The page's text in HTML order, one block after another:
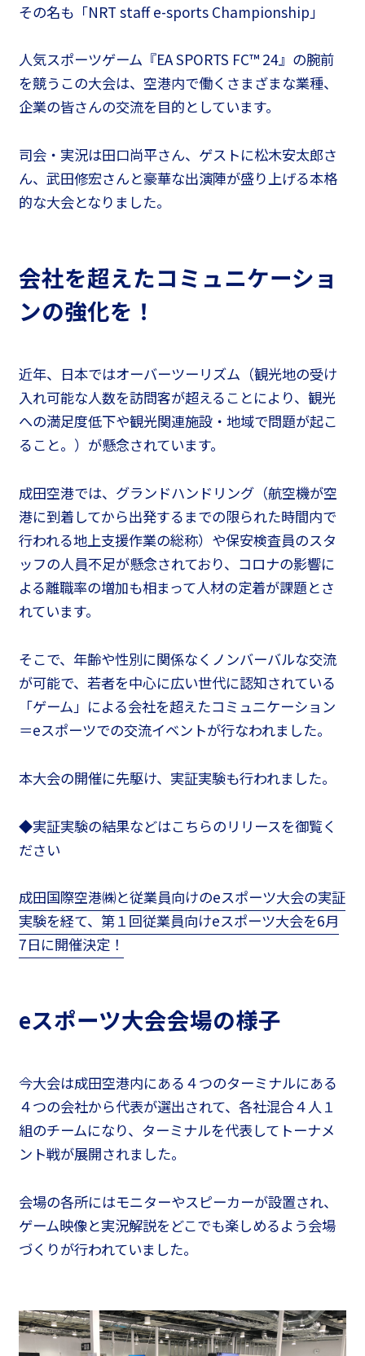
その名も「NRT staff e-sports Championship」
人気スポーツゲーム『EA SPORTS FC™ 24』の腕前
を競うこの大会は、空港内で働くさまざまな業種、
企業の皆さんの交流を目的としています。
司会・実況は田口尚平さん、ゲストに松木安太郎さ
ん、武田修宏さんと豪華な出演陣が盛り上げる本格
的な大会となりました。
会社を超えたコミュニケーショ
ンの強化を！
近年、日本ではオーバーツーリズム（観光地の受け
入れ可能な人数を訪問客が超えることにより、観光
への満足度低下や観光関連施設・地域で問題が起こ
ること。）が懸念されています。
成田空港では、グランドハンドリング（航空機が空
港に到着してから出発するまでの限られた時間内で
行われる地上支援作業の総称）や保安検査員のスタ
ッフの人員不足が懸念されており、コロナの影響に
よる離職率の増加も相まって人材の定着が課題とさ
れています。
そこで、年齢や性別に関係なくノンバーバルな交流
が可能で、若者を中心に広い世代に認知されている
「ゲーム」による会社を超えたコミュニケーション
＝eスポーツでの交流イベントが行なわれました。
本大会の開催に先駆け、実証実験も行われました。
◆実証実験の結果などはこちらのリリースを御覧く
ださい
成田国際空港㈱と従業員向けのeスポーツ大会の実証
実験を経て、第１回従業員向けeスポーツ大会を6月
7日に開催決定！
eスポーツ大会会場の様子
今大会は成田空港内にある４つのターミナルにある
４つの会社から代表が選出されて、各社混合４人１
組のチームになり、ターミナルを代表してトーナメ
ント戦が展開されました。
会場の各所にはモニターやスピーカーが設置され、
ゲーム映像と実況解説をどこでも楽しめるよう会場
づくりが行われていました。